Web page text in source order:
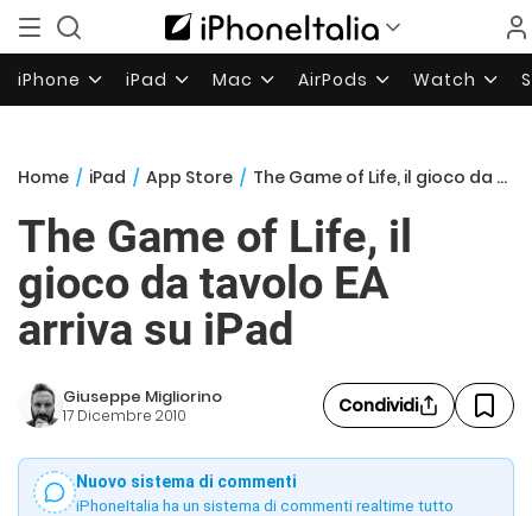
iPhone iPad Mac AirPods Watch
Home / iPad / App Store / The Game of Life, il gioco da tavolo EA arriva su iPad
The Game of Life, il
gioco da tavolo EA
arriva su iPad
Giuseppe Migliorino
17 Dicembre 2010 Condividi
Nuovo sistema di commenti
iPhoneItalia ha un sistema di commenti realtime tutto